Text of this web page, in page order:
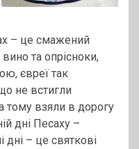
– це смажений
та опрісноки,
євреї так
не встигли
тому взяли в дорогу
дні Песаху –
дні – це святкові